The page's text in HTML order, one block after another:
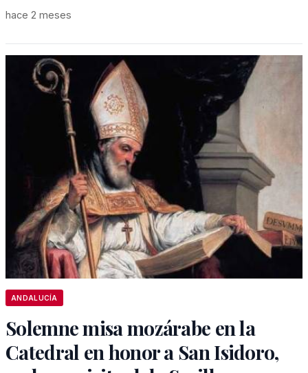
hace 2 meses
ANDALUCÍA
Solemne misa mozárabe en la
Catedral en honor a San Isidoro,